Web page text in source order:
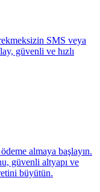
SMS veya
güvenli ve hızlı
almaya başlayın.
güvenli altyapı ve
büyütün.